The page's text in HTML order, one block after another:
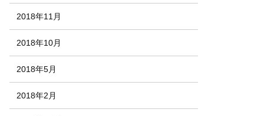
2018年11月
2018年10月
2018年5月
2018年2月